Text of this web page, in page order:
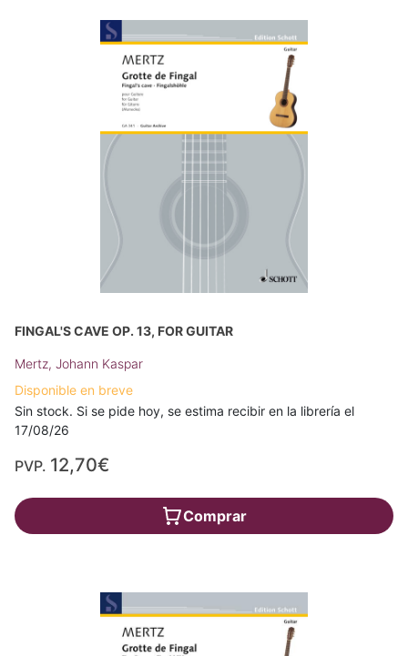
FINGAL'S CAVE OP. 13, FOR GUITAR
Mertz, Johann Kaspar
Disponible en breve
Sin stock. Si se pide hoy, se estima recibir en la librería el
17/08/26
PVP. 12,70€
Comprar